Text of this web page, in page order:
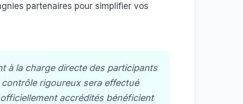
partenaires pour simplifier vos
à la charge directe des participants
rigoureux sera effectué
accrédités bénéficient